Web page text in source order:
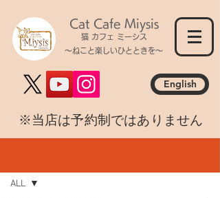
Cat Cafe Miysis
猫 カフェ ミーシス
～ねこと楽しいひとときを～
English
​※当店は予約制ではありません
ALL